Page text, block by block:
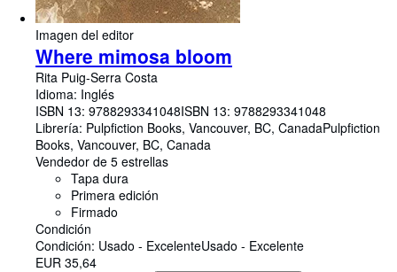
Imagen del editor
Where mimosa bloom
Rita Puig-Serra Costa
Idioma: Inglés
ISBN 13: 9788293341048ISBN 13: 9788293341048
Librería: Pulpfiction Books, Vancouver, BC, CanadaPulpfiction
Books, Vancouver, BC, Canada
Vendedor de 5 estrellas
Tapa dura
Primera edición
Firmado
Condición
Condición: Usado - ExcelenteUsado - Excelente
EUR 35,64